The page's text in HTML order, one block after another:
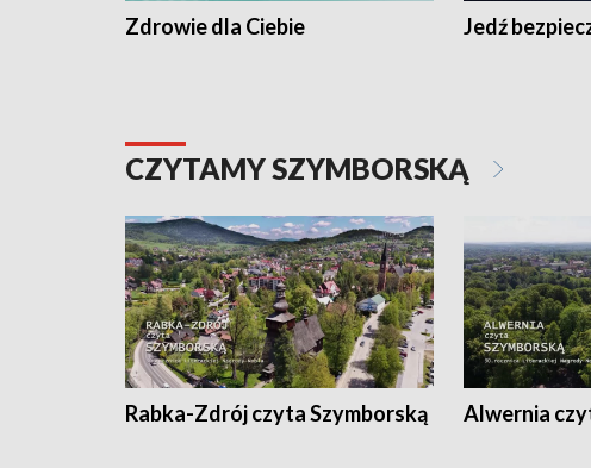
Zdrowie dla Ciebie Jedź
CZYTAMY SZYMBORSKĄ
Rabka-Zdrój czyta Szymborską Alwernia